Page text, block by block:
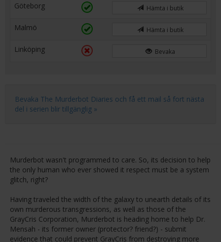
Göteborg Hämta i butik
Malmö Hämta i butik
Linköping Bevaka
Bevaka The Murderbot Diaries och få ett mail så fort nästa
del i serien blir tillgänglig »
Murderbot wasn't programmed to care. So, its decision to help
the only human who ever showed it respect must be a system
glitch, right?
Having traveled the width of the galaxy to unearth details of its
own murderous transgressions, as well as those of the
GrayCris Corporation, Murderbot is heading home to help Dr.
Mensah - its former owner (protector? friend?) - submit
evidence that could prevent GrayCris from destroying more